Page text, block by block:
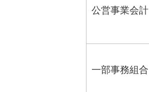
公営事業会計
一部事務組合